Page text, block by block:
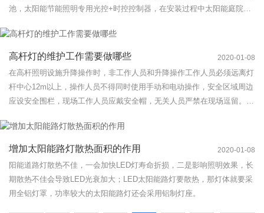
池，太阳能节能照明专用光控+时控控制器，在安装过程中太阳能庭院灯
加灯杆高度的限制要求一般庭院灯安装间距应控制在18~20米。
高杆灯的维护工作需要做哪些 2020-01-08
在高杆照明设施升降操作时，非工作人员和升降操作工作人员必须远离灯
杆中心12m以上，操作人员不得同时使用手动和电动操作，安全区域周边
应设安全围栏，现场工作人员应戴安全帽，无关人员严禁在现场逗留。传
增加太阳能路灯散热面积的作用 2020-01-08
阳能道路灯散热不佳，一会加快LED灯寿命折损，二是影响照明效果，长
期散热不佳会导致LED光衰加大；LED太阳能路灯要散热，那灯体就要采
用全铝灯罩，功率较大的太阳能路灯还会采用铝制灯座。